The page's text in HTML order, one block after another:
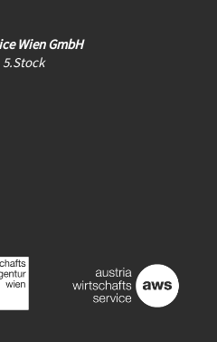
Wien GmbH
5.Stock